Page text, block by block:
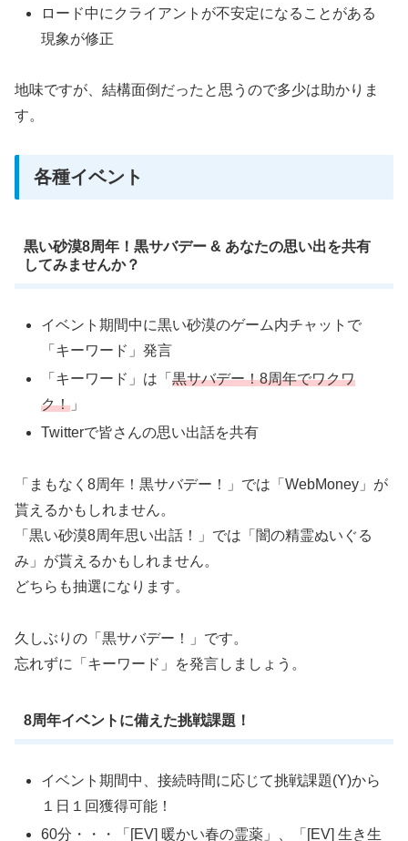
ロード中にクライアントが不安定になることがある
現象が修正
地味ですが、結構面倒だったと思うので多少は助かりま
す。
各種イベント
黒い砂漠8周年！黒サバデー & あなたの思い出を共有
してみませんか？
イベント期間中に黒い砂漠のゲーム内チャットで
「キーワード」発言
「キーワード」は「黒サバデー！8周年でワクワ
ク！ 」
Twitterで皆さんの思い出話を共有
「まもなく8周年！黒サバデー！」では「WebMoney」が
貰えるかもしれません。
「黒い砂漠8周年思い出話！」では「闇の精霊ぬいぐる
み」が貰えるかもしれません。
どちらも抽選になります。
久しぶりの「黒サバデー！」です。
忘れずに「キーワード」を発言しましょう。
8周年イベントに備えた挑戦課題！
イベント期間中、接続時間に応じて挑戦課題(Y)から
１日１回獲得可能！
60分・・・「[EV] 暖かい春の霊薬」、「[EV] 生き生